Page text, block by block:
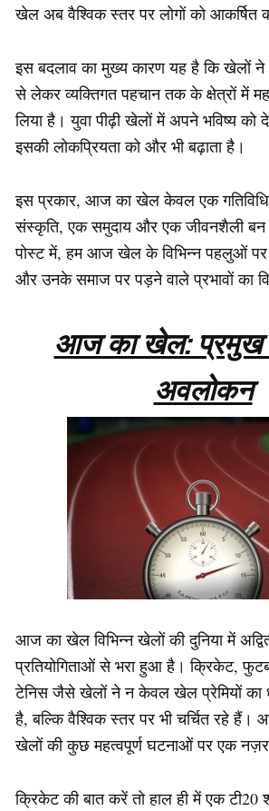
खेल अब वैश्विक स्तर पर लोगों को आकर्षित
इस बदलाव का मुख्य कारण यह है कि खेलों ने
से लेकर व्यक्तिगत पहचान तक के क्षेत्रों में
लिया है। युवा पीढ़ी खेलों में अपने भविष्य को
इसकी लोकप्रियता को और भी बढ़ाता है।
इस प्रकार, आज का खेल केवल एक
संस्कृति, एक समुदाय और एक जीवनशैली बन
पोस्ट में, हम आज खेल के विभिन्न पहलुओं पर
और उनके समाज पर पड़ने वाले प्रभावों का
आज का खेल: प्रमुख
अवलोकन
आज का खेल विभिन्न खेलों की दुनिया में
प्रतियोगिताओं से भरा हुआ है। क्रिकेट,
टेनिस जैसे खेलों ने न केवल खेल प्रेमियों का
है, बल्कि वैश्विक स्तर पर भी चर्चित रहे
खेलों की कुछ महत्वपूर्ण घटनाओं पर एक
क्रिकेट की बात करें तो हाल ही में एक टी20